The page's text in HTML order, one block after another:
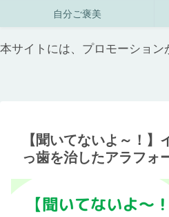
自分ご褒美
本サイトには、プロモーション
【聞いてないよ～！】
っ歯を治したアラフ